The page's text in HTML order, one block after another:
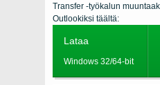
Transfer -työkalun
Outlookiksi täältä:
Lataa
Windows 32/64-bit